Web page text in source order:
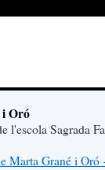
Oró
l'escola Sagrada
Marta Grané i Oró